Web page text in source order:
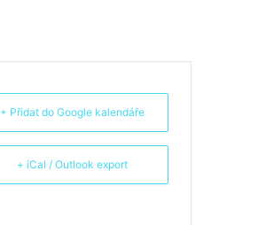
+ Přidat do Google kalendáře
+ iCal / Outlook export